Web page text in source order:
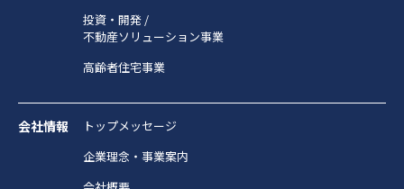
投資・開発 /
不動産ソリューション事業
高齢者住宅事業
会社情報
トップメッセージ
企業理念・事業案内